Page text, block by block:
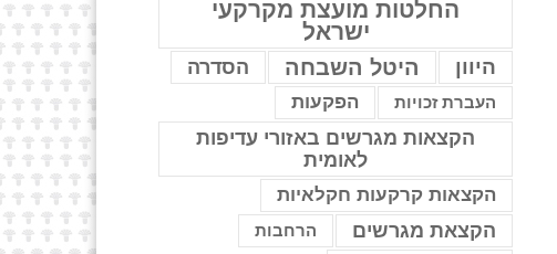
החלטות מועצת מקרקעי
ישראל
היוון היטל השבחה הסדרה
העברת זכויות הפקעות
הקצאות מגרשים באזורי עדיפות
לאומית
הקצאות קרקעות חקלאיות
הקצאת מגרשים
הרחבות